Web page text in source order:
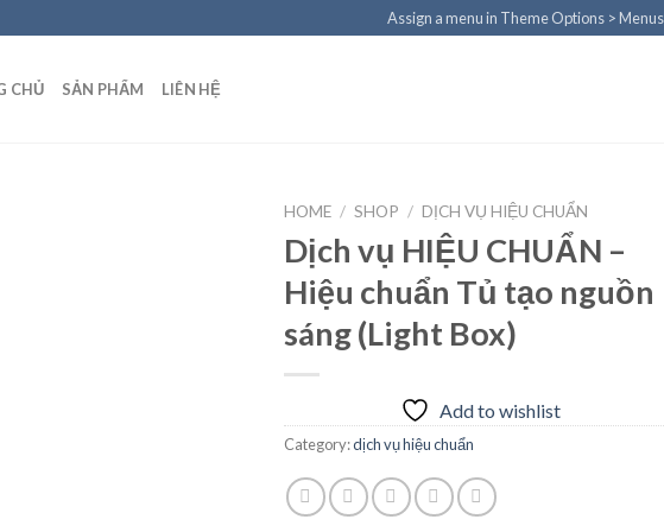
Assign a menu in Theme Options > Menus
CHỦ SẢN PHẨM LIÊN HỆ
HOME / SHOP / DỊCH VỤ HIỆU CHUẨN
Dịch vụ HIỆU CHUẨN –
Hiệu chuẩn Tủ tạo nguồn
sáng (Light Box)
Add to wishlist
Category:dịch vụ hiệu chuẩn